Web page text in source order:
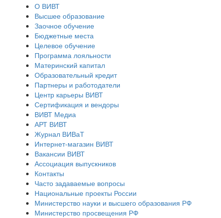
О ВИВТ
Высшее образование
Заочное обучение
Бюджетные места
Целевое обучение
Программа лояльности
Материнский капитал
Образовательный кредит
Партнеры и работодатели
Центр карьеры ВИВТ
Сертификация и вендоры
ВИВТ Медиа
АРТ ВИВТ
Журнал ВИВаТ
Интернет-магазин ВИВТ
Вакансии ВИВТ
Ассоциация выпускников
Контакты
Часто задаваемые вопросы
Национальные проекты России
Министерство науки и высшего образования РФ
Министерство просвещения РФ